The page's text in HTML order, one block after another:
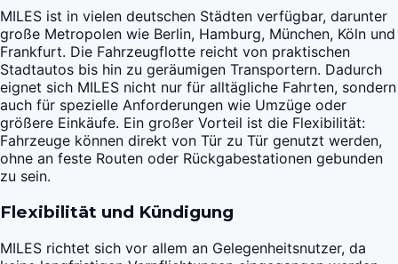
MILES ist in vielen deutschen Städten verfügbar, darunter
große Metropolen wie Berlin, Hamburg, München, Köln und
Frankfurt. Die Fahrzeugflotte reicht von praktischen
Stadtautos bis hin zu geräumigen Transportern. Dadurch
eignet sich MILES nicht nur für alltägliche Fahrten, sondern
auch für spezielle Anforderungen wie Umzüge oder
größere Einkäufe. Ein großer Vorteil ist die Flexibilität:
Fahrzeuge können direkt von Tür zu Tür genutzt werden,
ohne an feste Routen oder Rückgabestationen gebunden
zu sein.
Flexibilität und Kündigung
MILES richtet sich vor allem an Gelegenheitsnutzer, da